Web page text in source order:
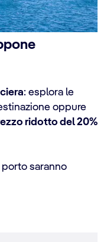
: esplora le
oppure
ridotto del 20%
saranno